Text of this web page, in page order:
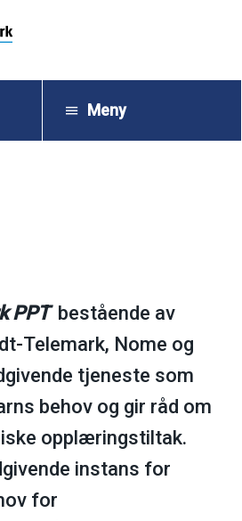
Meny
PPTbestående av
Telemark, Nome og
tjeneste som
behov og gir råd om
opplæringstiltak.
instans for
for